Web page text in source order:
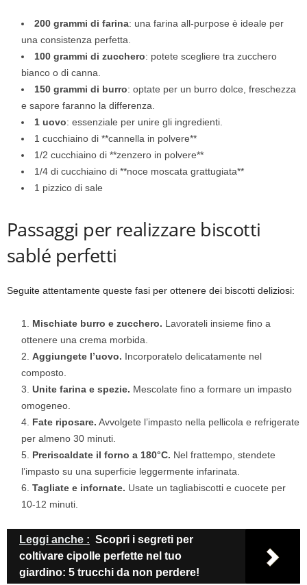
200 grammi di farina: una farina all-purpose è ideale per
una consistenza perfetta.
100 grammi di zucchero: potete scegliere tra zucchero
bianco o di canna.
150 grammi di burro: optate per un burro dolce, freschezza
e sapore faranno la differenza.
1 uovo: essenziale per unire gli ingredienti.
1 cucchiaino di **cannella in polvere**
1/2 cucchiaino di **zenzero in polvere**
1/4 di cucchiaino di **noce moscata grattugiata**
1 pizzico di sale
Passaggi per realizzare biscotti
sablé perfetti
Seguite attentamente queste fasi per ottenere dei biscotti deliziosi:
Mischiate burro e zucchero. Lavorateli insieme fino a
ottenere una crema morbida.
Aggiungete l’uovo. Incorporatelo delicatamente nel
composto.
Unite farina e spezie. Mescolate fino a formare un impasto
omogeneo.
Fate riposare. Avvolgete l’impasto nella pellicola e refrigerate
per almeno 30 minuti.
Preriscaldate il forno a 180°C. Nel frattempo, stendete
l’impasto su una superficie leggermente infarinata.
Tagliate e infornate. Usate un tagliabiscotti e cuocete per
10-12 minuti.
Leggi anche : Scopri i segreti per
coltivare cipolle perfette nel tuo
giardino: 5 trucchi da non perdere!